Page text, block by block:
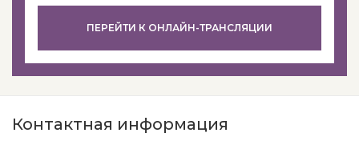
ПЕРЕЙТИ К ОНЛАЙН-ТРАНСЛЯЦИИ
Контактная информация